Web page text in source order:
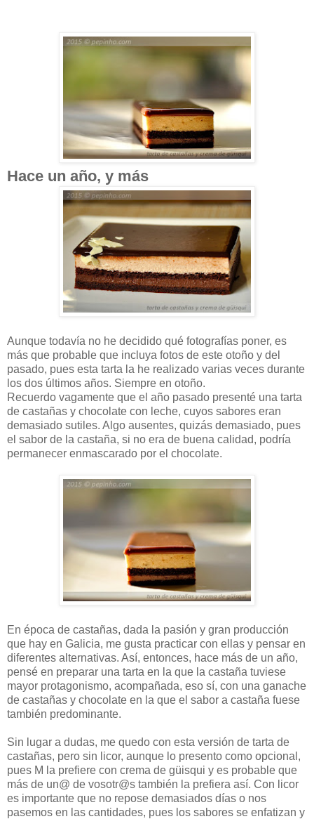
Hace un año, y más
Aunque todavía no he decidido qué fotografías poner, es
más que probable que incluya fotos de este otoño y del
pasado, pues esta tarta la he realizado varias veces durante
los dos últimos años. Siempre en otoño.
Recuerdo vagamente que el año pasado presenté una tarta
de castañas y chocolate con leche, cuyos sabores eran
demasiado sutiles. Algo ausentes, quizás demasiado, pues
el sabor de la castaña, si no era de buena calidad, podría
permanecer enmascarado por el chocolate.
En época de castañas, dada la pasión y gran producción
que hay en Galicia, me gusta practicar con ellas y pensar en
diferentes alternativas. Así, entonces, hace más de un año,
pensé en preparar una tarta en la que la castaña tuviese
mayor protagonismo, acompañada, eso sí, con una ganache
de castañas y chocolate en la que el sabor a castaña fuese
también predominante.
Sin lugar a dudas, me quedo con esta versión de tarta de
castañas, pero sin licor, aunque lo presento como opcional,
pues M la prefiere con crema de güisqui y es probable que
más de un@ de vosotr@s también la prefiera así. Con licor
es importante que no repose demasiados días o nos
pasemos en las cantidades, pues los sabores se enfatizan y